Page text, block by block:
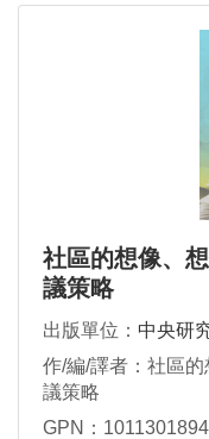
社區的想像、
議策略
出版單位： 中央研
作/編/譯者：社區
議策略
GPN：1011301894